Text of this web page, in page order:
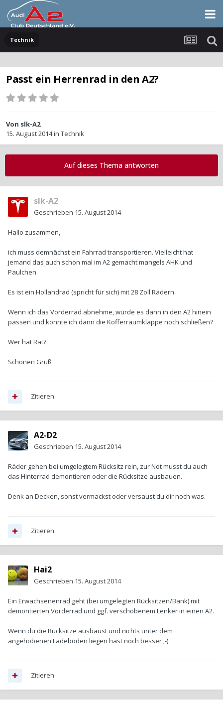
Technik
Passt ein Herrenrad in den A2?
Von slk-A2
15. August 2014in Technik
Auf dieses Thema antworten
slk-A2
Geschrieben 15. August 2014
Hallo zusammen,
ich muss demnächst ein Fahrrad transportieren. Vielleicht hat
jemand das auch schon mal im A2 gemacht mangels AHK und
Paulchen.
Es ist ein Hollandrad (spricht für sich) mit 28 Zoll Rädern.
Wenn ich das Vorderrad abnehme, würde es dann in den A2 hinein
passen und könnte ich dann die Kofferraumklappe noch schließen?
Wer hat Rat?
Schönen Gruß
Zitieren
A2-D2
Geschrieben 15. August 2014
Räder gehen bei umgelegtem Rücksitz rein, zur Not musst du auch
das Hinterrad demontieren oder die Rücksitze ausbauen.
Denk an Decken, sonst vermackst oder versaust du dir noch was.
Zitieren
Hai2
Geschrieben 15. August 2014
Ein Erwachsenenrad geht (bei umgelegten Rücksitzen/Bank) mit
demontierten Vorderrad und ggf. verschobenem Lenker in einen A2.
Wenn du die Rücksitze ausbaust und nichts unter dem
angehobenen Ladeboden liegen hast noch besser ;-)
Zitieren